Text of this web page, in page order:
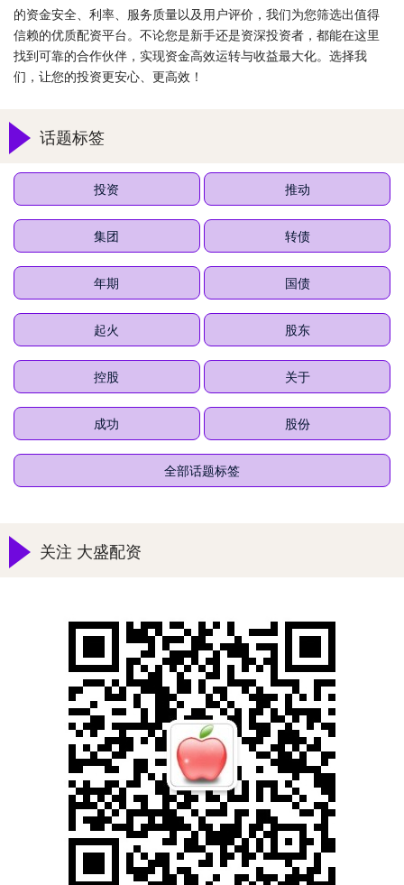
的资金安全、利率、服务质量以及用户评价，我们为您筛选出值得
信赖的优质配资平台。不论您是新手还是资深投资者，都能在这里
找到可靠的合作伙伴，实现资金高效运转与收益最大化。选择我
们，让您的投资更安心、更高效！
话题标签
投资 推动
集团 转债
年期 国债
起火 股东
控股 关于
成功 股份
全部话题标签
关注 大盛配资